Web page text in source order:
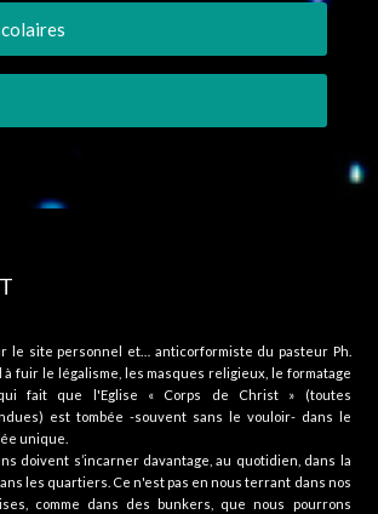
le site personnel et… anticorformiste du pasteur Ph.
fuir le légalisme, les masques religieux, le formatage
qui fait que l'Eglise « Corps de Christ » (toutes
est tombée -souvent sans le vouloir- dans le
unique.
doivent s’incarner davantage, au quotidien, dans la
les quartiers. Ce n'est pas en nous terrant dans nos
comme dans des bunkers, que nous pourrons